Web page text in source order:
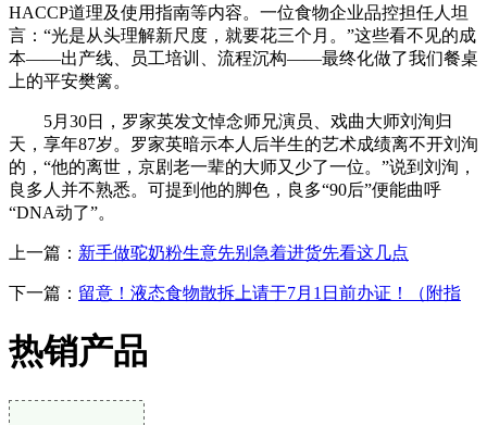
HACCP道理及使用指南等内容。一位食物企业品控担任人坦
言：“光是从头理解新尺度，就要花三个月。”这些看不见的成
本——出产线、员工培训、流程沉构——最终化做了我们餐桌
上的平安樊篱。
5月30日，罗家英发文悼念师兄演员、戏曲大师刘洵归
天，享年87岁。罗家英暗示本人后半生的艺术成绩离不开刘洵
的，“他的离世，京剧老一辈的大师又少了一位。”说到刘洵，
良多人并不熟悉。可提到他的脚色，良多“90后”便能曲呼
“DNA动了”。
上一篇： 新手做驼奶粉生意先别急着进货先看这几点
下一篇： 留意！液态食物散拆上请于7月1日前办证！（附指
热销产品